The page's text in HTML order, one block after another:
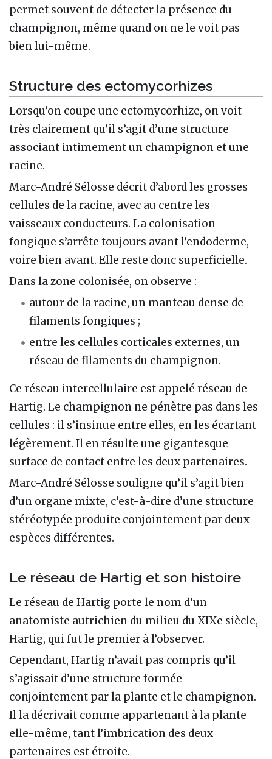
permet souvent de détecter la présence du
champignon, même quand on ne le voit pas
bien lui-même.
Structure des ectomycorhizes
Lorsqu’on coupe une ectomycorhize, on voit
très clairement qu’il s’agit d’une structure
associant intimement un champignon et une
racine.
Marc-André Sélosse décrit d’abord les grosses
cellules de la racine, avec au centre les
vaisseaux conducteurs. La colonisation
fongique s’arrête toujours avant l’endoderme,
voire bien avant. Elle reste donc superficielle.
Dans la zone colonisée, on observe :
autour de la racine, un manteau dense de
filaments fongiques ;
entre les cellules corticales externes, un
réseau de filaments du champignon.
Ce réseau intercellulaire est appelé réseau de
Hartig. Le champignon ne pénètre pas dans les
cellules : il s’insinue entre elles, en les écartant
légèrement. Il en résulte une gigantesque
surface de contact entre les deux partenaires.
Marc-André Sélosse souligne qu’il s’agit bien
d’un organe mixte, c’est-à-dire d’une structure
stéréotypée produite conjointement par deux
espèces différentes.
Le réseau de Hartig et son histoire
Le réseau de Hartig porte le nom d’un
anatomiste autrichien du milieu du XIXe siècle,
Hartig, qui fut le premier à l’observer.
Cependant, Hartig n’avait pas compris qu’il
s’agissait d’une structure formée
conjointement par la plante et le champignon.
Il la décrivait comme appartenant à la plante
elle-même, tant l’imbrication des deux
partenaires est étroite.